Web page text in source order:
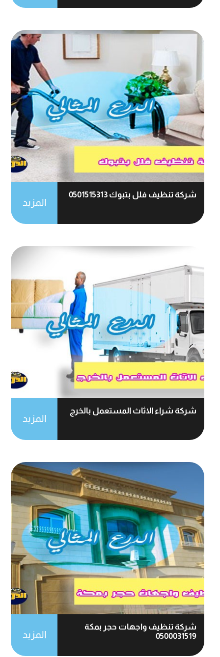
شركة تنظيف فلل بتبوك 0501515313
المزيد
شركة شراء الاثاث المستعمل بالخرج
المزيد
شركة تنظيف واجهات حجر بمكة
0500031519
المزيد